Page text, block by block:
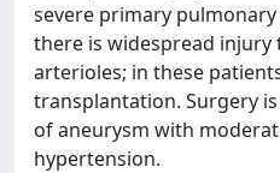
severe primary
there is widespread
arterioles; in these
transplantation. Surgery
of aneurysm with
hypertension.